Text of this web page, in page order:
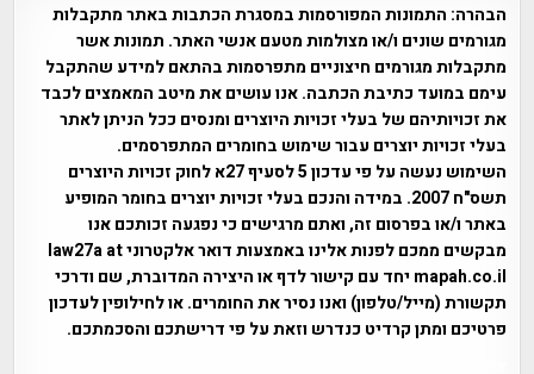
הבהרה: התמונות המפורסמות במסגרת הכתבות באתר מתקבלות
מגורמים שונים ו/או מצולמות מטעם אנשי האתר. תמונות אשר
מתקבלות מגורמים חיצוניים מתפרסמות בהתאם למידע שהתקבל
עימם במועד כתיבת הכתבה. אנו עושים את מיטב המאמצים לכבד
את זכויותיהם של בעלי זכויות היוצרים ומנסים ככל הניתן לאתר
בעלי זכויות יוצרים עבור שימוש בחומרים המתפרסמים.
השימוש נעשה על פי עדכון 5 לסעיף 27א לחוק זכויות היוצרים
תשס"ח 2007. במידה והנכם בעלי זכויות יוצרים בחומר המופיע
באתר ו/או בפרסום זה, ואתם מרגישים כי נפגעה זכותכם אנו
מבקשים ממכם לפנות אלינו באמצעות דואר אלקטרוני law27a at
mapah.co.il יחד עם קישור לדף או היצירה המדוברת, שם ודרכי
תקשורת (מייל/טלפון) ואנו נסיר את החומרים. או לחילופין לעדכון
פרטיכם ומתן קרדיט כנדרש וזאת על פי דרישתכם והסכמתכם.